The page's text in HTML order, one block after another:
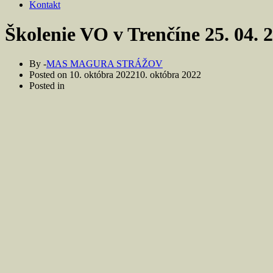
Kontakt
Školenie VO v Trenčíne 25. 04.
By -MAS MAGURA STRÁŽOV
Posted on 10. októbra 202210. októbra 2022
Posted in